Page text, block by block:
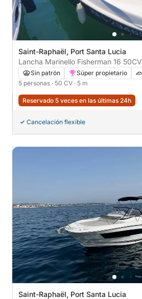
Saint-Raphaël, Port Santa Lucia
Lancha Marinello Fisherman 16 50CV
Sin patrón Súper propietario
5 personas · 50 CV · 5 m
Reservado 5 veces en las últimas 24h
Cancelación flexible
Saint-Raphaël, Port Santa Lucia